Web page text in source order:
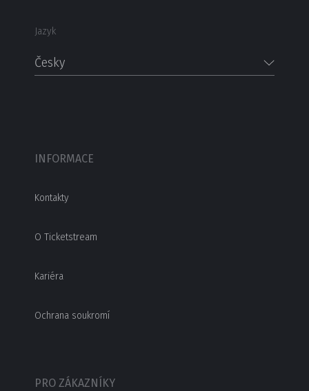
Jazyk
Česky
INFORMACE
Kontakty
O Ticketstream
Kariéra
Ochrana soukromí
PRO ZÁKAZNÍKY